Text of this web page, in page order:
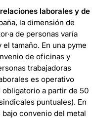
laborales y de
la dimensión de
de personas varía
tamaño. En una pyme
de oficinas y
trabajadoras
es operativo
a partir de 50
puntuales). En
convenio del metal